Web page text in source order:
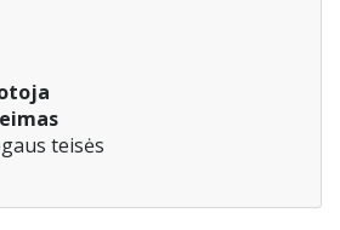
teisės